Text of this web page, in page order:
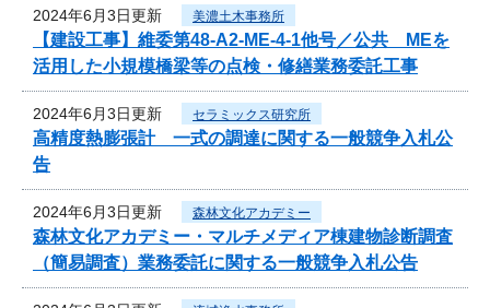
2024年6月3日更新 美濃土木事務所
【建設工事】維委第48-A2-ME-4-1他号／公共 MEを
活用した小規模橋梁等の点検・修繕業務委託工事
2024年6月3日更新 セラミックス研究所
高精度熱膨張計 一式の調達に関する一般競争入札公
告
2024年6月3日更新 森林文化アカデミー
森林文化アカデミー・マルチメディア棟建物診断調査
（簡易調査）業務委託に関する一般競争入札公告